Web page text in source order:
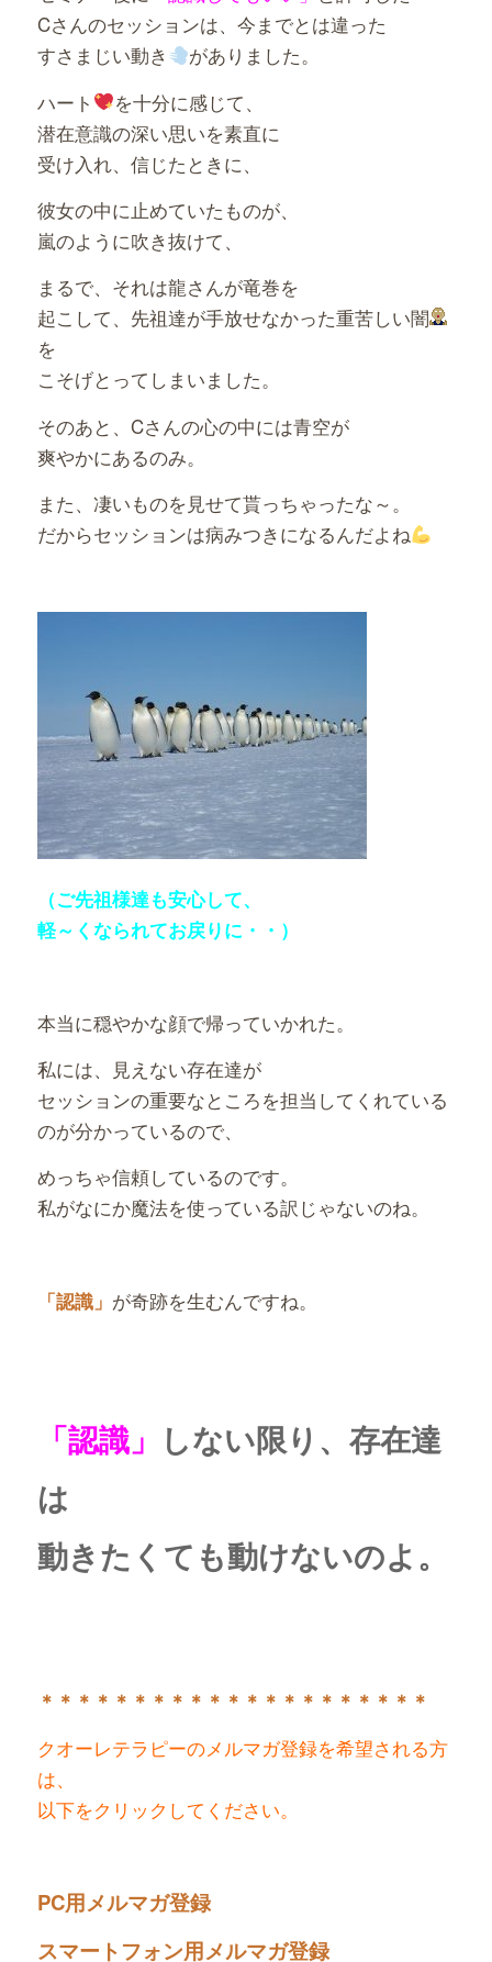
Cさんのセッションは、今までとは違った
すさまじい動き
がありました。
ハート
を十分に感じて、
潜在意識の深い思いを素直に
受け入れ、信じたときに、
彼女の中に止めていたものが、
嵐のように吹き抜けて、
まるで、それは龍さんが竜巻を
起こして、先祖達が手放せなかった重苦しい闇
を
こそげとってしまいました。
そのあと、Cさんの心の中には青空が
爽やかにあるのみ。
また、凄いものを見せて貰っちゃったな～。
だからセッションは病みつきになるんだよね
（ご先祖様達も安心して、
軽～くなられてお戻りに・・）
本当に穏やかな顔で帰っていかれた。
私には、見えない存在達が
セッションの重要なところを担当してくれている
のが分かっているので、
めっちゃ信頼しているのです。
私がなにか魔法を使っている訳じゃないのね。
「認識」 が奇跡を生むんですね。
「認識」 しない限り、存在達
は
動きたくても動けないのよ。
＊＊＊＊＊＊＊＊＊＊＊＊＊＊＊＊＊＊＊＊＊
クオーレテラピーのメルマガ登録を希望される方
は、
以下をクリックしてください。
PC用メルマガ登録
スマートフォン用メルマガ登録